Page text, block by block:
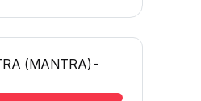
(MANTRA)-